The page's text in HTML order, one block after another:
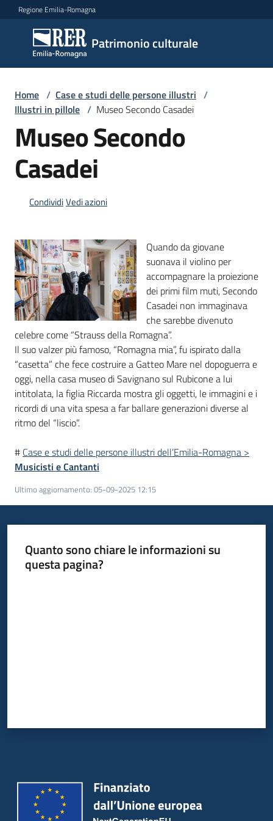
Vai al contenuto
Vai alla navigazione
Vai al footer
Regione Emilia-Romagna
Patrimonio culturale
Patrimonio
culturale
Argomenti
Novità
Servizi
Leggi
Atti
Bandi
Piani
Programmi
Progetti
Mediateca
Giuseppe
Seguici
su
Home / Case e studi delle persone illustri /
Illustri in pillole / Museo Secondo Casadei
Museo Secondo
Casadei
CondividiVedi azioni
Quando da giovane
suonava il violino per
accompagnare la proiezione
dei primi film muti, Secondo
Casadei non immaginava
che sarebbe divenuto
celebre come “Strauss della Romagna”.
Il suo valzer più famoso, “Romagna mia”, fu ispirato dalla
“casetta” che fece costruire a Gatteo Mare nel dopoguerra e
oggi, nella casa museo di Savignano sul Rubicone a lui
intitolata, la figlia Riccarda mostra gli oggetti, le immagini e i
ricordi di una vita spesa a far ballare generazioni diverse al
ritmo del “liscio”.
# Case e studi delle persone illustri dell’Emilia-Romagna >
Musicisti e Cantanti
Ultimo aggiornamento: 05-09-2025 12:15
Quanto sono chiare le informazioni su
questa pagina?